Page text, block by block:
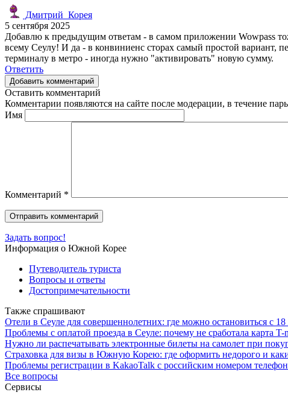
Дмитрий_Корея
5 сентября 2025
Добавлю к предыдущим ответам - в самом приложении Wowpass
всему Сеулу! И да - в конвиниенс сторах самый простой вариант,
терминалу в метро - иногда нужно "активировать" новую сумму.
Ответить
Добавить комментарий
Оставить комментарий
Комментарии появляются на сайте после модерации, в течение
Имя
Комментарий *
Задать вопрос!
Информация о Южной Корее
Путеводитель туриста
Вопросы и ответы
Достопримечательности
Также спрашивают
Отели в Сеуле для совершеннолетних: где можно остановиться с 18
Проблемы с оплатой проезда в Сеуле: почему не сработала карта T-
Нужно ли распечатывать электронные билеты на самолет при
Страховка для визы в Южную Корею: где оформить недорого и
Проблемы регистрации в KakaoTalk с российским номером
Все вопросы
Сервисы